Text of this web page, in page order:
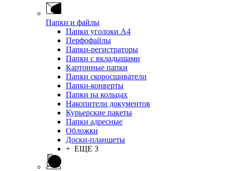
Папки и файлы
Папки уголоки А4
Перфофайлы
Папки-регистраторы
Папки с вкладышами
Картонные папки
Папки скоросшиватели
Папки-конверты
Папки на кольцах
Накопители документов
Курьерские пакеты
Папки адресные
Обложки
Доски-планшеты
+ ЕЩЕ 3